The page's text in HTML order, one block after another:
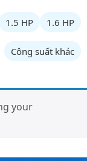
1.5 HP 1.6 HP
Công suất khác
your